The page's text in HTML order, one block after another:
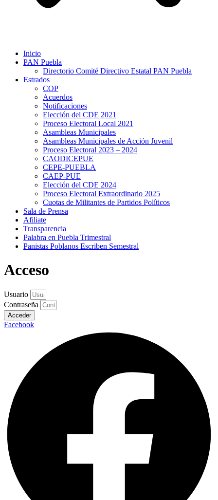
Inicio
PAN Puebla
Directorio Comité Directivo Estatal PAN Puebla
Estrados
COP
Acuerdos
Notificaciones
Elección del CDE 2021
Proceso Electoral Local 2021
Asambleas Municipales
Asambleas Municipales de Acción Juvenil
Proceso Electoral 2023 – 2024
CAODICEPUE
CEPE-PUEBLA
CAEP-PUE
Elección del CDE 2024
Proceso Electoral Extraordinario 2025
Cuotas de Militantes de Partidos Políticos
Sala de Prensa
Afiliate
Transparencia
Palabra en Puebla Trimestral
Panistas Poblanos Escriben Semestral
Acceso
Usuario
Contraseña
Acceder
Facebook